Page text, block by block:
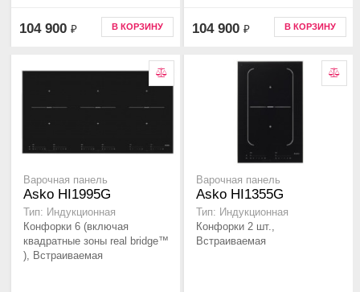
104 900 ₽ В КОРЗИНУ 104 900 ₽ В КОРЗИНУ
Варочная панель
Asko HI1995G
Тип: Индукционная
Конфорки 6 (включая
квадратные зоны real bridge™
), Встраиваемая
Варочная панель
Asko HI1355G
Тип: Индукционная
Конфорки 2 шт.,
Встраиваемая